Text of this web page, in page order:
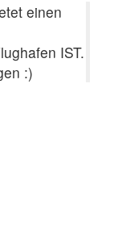
einen
IST.
:)